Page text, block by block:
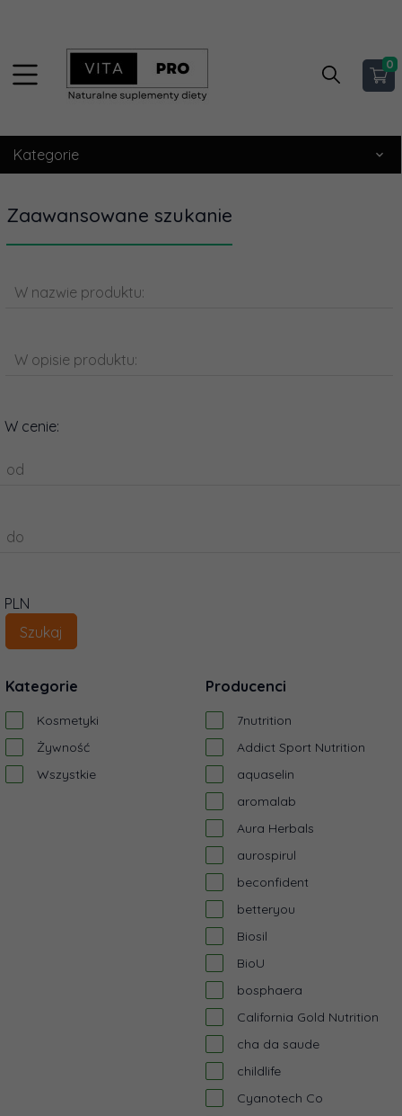
0
Kategorie
Zaawansowane szukanie
W nazwie produktu:
W opisie produktu:
W cenie:
od
do
PLN
Kategorie
Kosmetyki
Żywność
Wszystkie
Producenci
7nutrition
Addict Sport Nutrition
aquaselin
aromalab
Aura Herbals
aurospirul
beconfident
betteryou
Biosil
BioU
bosphaera
California Gold Nutrition
cha da saude
childlife
Cyanotech Co